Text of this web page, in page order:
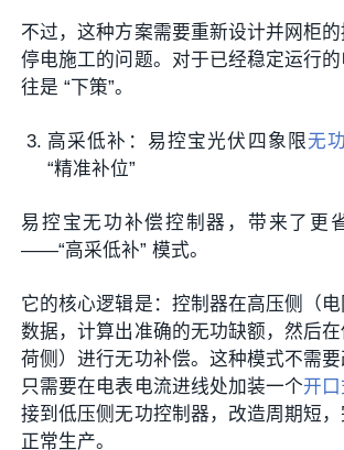
不过，这种方案需要重新设计并网柜
停电施工的问题。对于已经稳定运行
往是 “下策”。
高采低补：易控宝光伏四象限无
“精准补位”
易控宝无功补偿控制器，带来了更
——“高采低补” 模式。
它的核心逻辑是：控制器在高压侧（
数据，计算出准确的无功缺额，然后
荷侧）进行无功补偿。这种模式不需要
只需要在电表电流进线处加装一个开
接到低压侧无功控制器，改造周期短
正常生产。